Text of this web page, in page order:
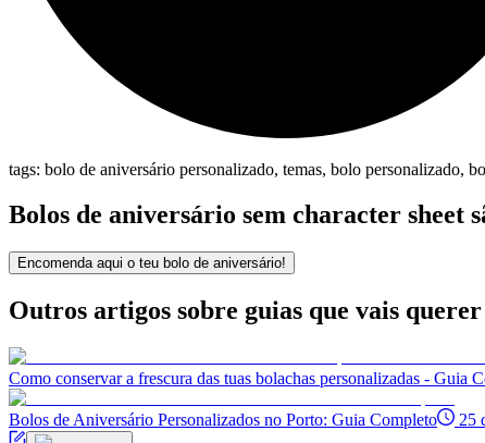
tags: bolo de aniversário personalizado, temas, bolo personalizado,
Bolos de aniversário sem character sheet
Encomenda aqui o teu bolo de aniversário!
Outros artigos sobre guias que vais
Como conservar a frescura das tuas bolachas personalizadas - Guia
Bolos de Aniversário Personalizados no Porto: Guia Completo 25